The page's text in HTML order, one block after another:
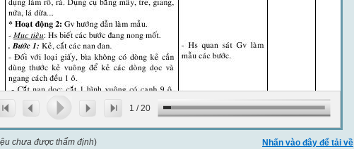
1 /20
Nhấn vào đây để tải về
chưa được thẩm định)